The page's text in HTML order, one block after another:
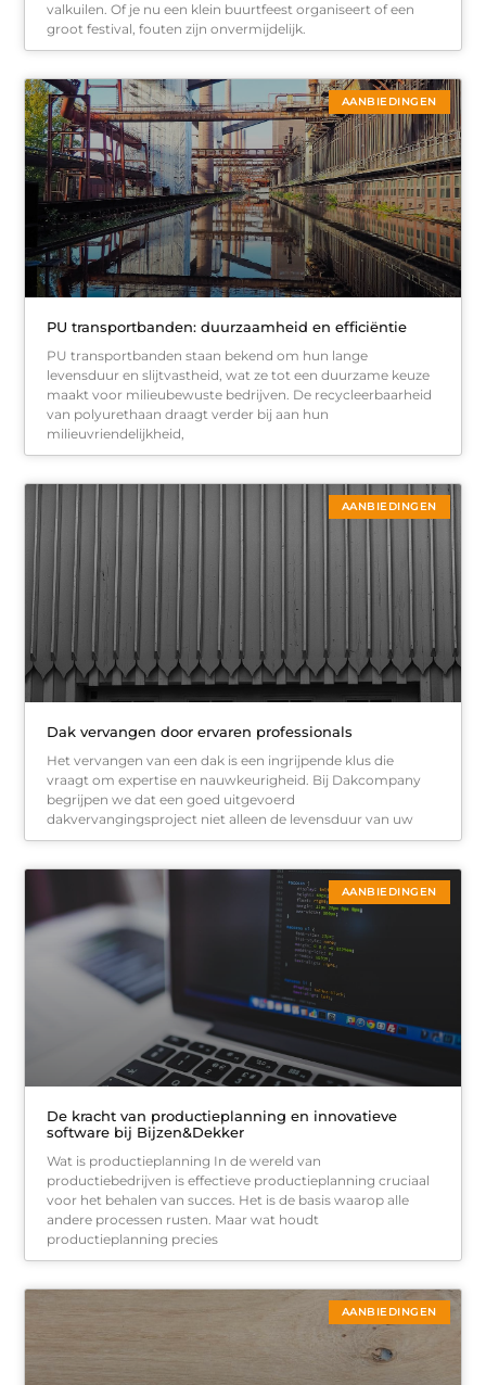
valkuilen. Of je nu een klein buurtfeest organiseert of een
groot festival, fouten zijn onvermijdelijk.
AANBIEDINGEN
PU transportbanden: duurzaamheid en efficiëntie
PU transportbanden staan bekend om hun lange
levensduur en slijtvastheid, wat ze tot een duurzame keuze
maakt voor milieubewuste bedrijven. De recycleerbaarheid
van polyurethaan draagt verder bij aan hun
milieuvriendelijkheid,
AANBIEDINGEN
Dak vervangen door ervaren professionals
Het vervangen van een dak is een ingrijpende klus die
vraagt om expertise en nauwkeurigheid. Bij Dakcompany
begrijpen we dat een goed uitgevoerd
dakvervangingsproject niet alleen de levensduur van uw
AANBIEDINGEN
De kracht van productieplanning en innovatieve
software bij Bijzen&Dekker
Wat is productieplanning In de wereld van
productiebedrijven is effectieve productieplanning cruciaal
voor het behalen van succes. Het is de basis waarop alle
andere processen rusten. Maar wat houdt
productieplanning precies
AANBIEDINGEN